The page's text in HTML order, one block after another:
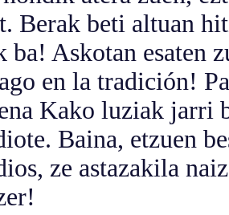
Berak beti altuan
ba! Askotan esaten
en la tradición!
Kako luziak jarri
Baina, etzuen
ze astazakila